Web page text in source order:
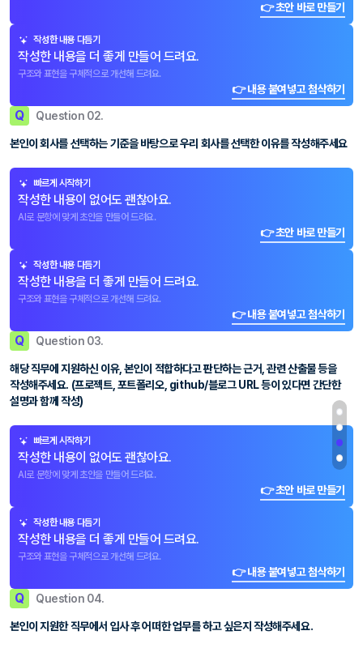
👉 초안 바로 만들기
작성한 내용 다듬기
작성한 내용을 더 좋게 만들어 드려요.
구조와 표현을 구체적으로 개선해 드려요.
👉 내용 붙여넣고 첨삭하기
Q Question 02.
본인이 회사를 선택하는 기준을 바탕으로 우리 회사를 선택한 이유를 작성해주세요
빠르게 시작하기
작성한 내용이 없어도 괜찮아요.
AI로 문항에 맞게 초안을 만들어 드려요.
👉 초안 바로 만들기
작성한 내용 다듬기
작성한 내용을 더 좋게 만들어 드려요.
구조와 표현을 구체적으로 개선해 드려요.
👉 내용 붙여넣고 첨삭하기
Q Question 03.
해당 직무에 지원하신 이유, 본인이 적합하다고 판단하는 근거, 관련 산출물 등을
작성해주세요. (프로젝트, 포트폴리오, github/블로그 URL 등이 있다면 간단한
설명과 함께 작성)
빠르게 시작하기
작성한 내용이 없어도 괜찮아요.
AI로 문항에 맞게 초안을 만들어 드려요.
👉 초안 바로 만들기
작성한 내용 다듬기
작성한 내용을 더 좋게 만들어 드려요.
구조와 표현을 구체적으로 개선해 드려요.
👉 내용 붙여넣고 첨삭하기
Q Question 04.
본인이 지원한 직무에서 입사 후 어떠한 업무를 하고 싶은지 작성해주세요.